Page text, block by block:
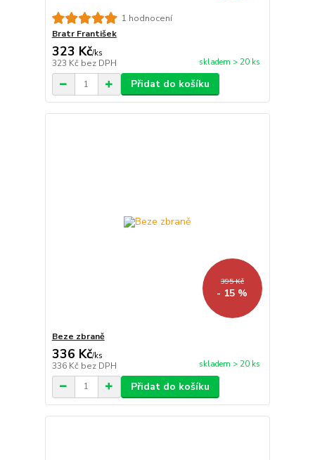
1 hodnocení
Bratr František
323 Kč/ks
323 Kč bez DPH skladem > 20 ks
Přidat do košíku
395 Kč
- 15 %
Beze zbraně
336 Kč/ks
336 Kč bez DPH skladem > 20 ks
Přidat do košíku